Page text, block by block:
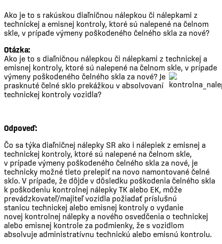
Ako je to s rakúskou diaľničnou nálepkou či nálepkami z
technickej a emisnej kontroly, ktoré sú nalepené na čelnom
skle, v prípade výmeny poškodeného čelného skla za nové?
Otázka:
Ako je to s diaľničnou nálepkou či nálepkami z technickej a
emisnej kontroly, ktoré sú nalepené na čelnom skle, v prípade
výmeny poškodeného čelného skla za nové? Je
prasknuté čelné sklo prekážkou v absolvovaní
technickej kontroly vozidla?
Odpoveď:
Čo sa týka diaľničnej nálepky SR ako i nálepiek z emisnej a
technickej kontroly, ktoré sú nalepené na čelnom skle,
v prípade výmeny poškodeného čelného skla za nové, je
technicky možné tieto prelepiť na novo namontované čelné
sklo. V prípade, že dôjde v dôsledku poškodenia čelného skla
k poškodeniu kontrolnej nálepky TK alebo EK, môže
prevádzkovateľ/majiteľ vozidla požiadať príslušnú
stanicu technickej alebo emisnej kontroly o vydanie
novej kontrolnej nálepky a nového osvedčenia o technickej
alebo emisnej kontrole za podmienky, že s vozidlom
absolvuje administratívnu technickú alebo emisnú kontrolu.